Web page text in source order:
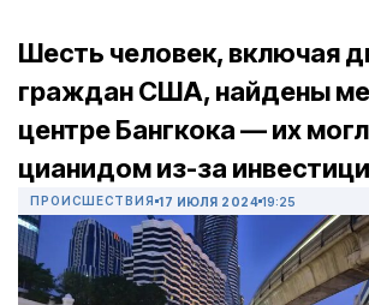
Шесть человек, включая
граждан США, найдены
центре Бангкока — их
цианидом из-за
ПРОИСШЕСТВИЯ 17 ИЮЛЯ 2024 19:25